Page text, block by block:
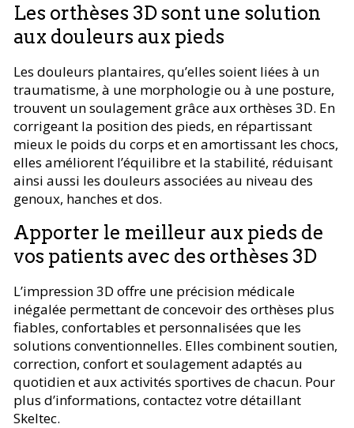
Les orthèses 3D sont une solution
aux douleurs aux pieds
Les douleurs plantaires, qu’elles soient liées à un
traumatisme, à une morphologie ou à une posture,
trouvent un soulagement grâce aux orthèses 3D. En
corrigeant la position des pieds, en répartissant
mieux le poids du corps et en amortissant les chocs,
elles améliorent l’équilibre et la stabilité, réduisant
ainsi aussi les douleurs associées au niveau des
genoux, hanches et dos.
Apporter le meilleur aux pieds de
vos patients avec des orthèses 3D
L’impression 3D offre une précision médicale
inégalée permettant de concevoir des orthèses plus
fiables, confortables et personnalisées que les
solutions conventionnelles. Elles combinent soutien,
correction, confort et soulagement adaptés au
quotidien et aux activités sportives de chacun. Pour
plus d’informations, contactez votre détaillant
Skeltec.